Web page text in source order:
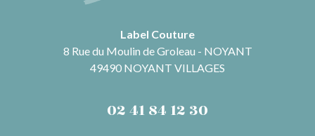
Label Couture
8 Rue du Moulin de Groleau - NOYANT
49490 NOYANT VILLAGES
02 41 84 12 30